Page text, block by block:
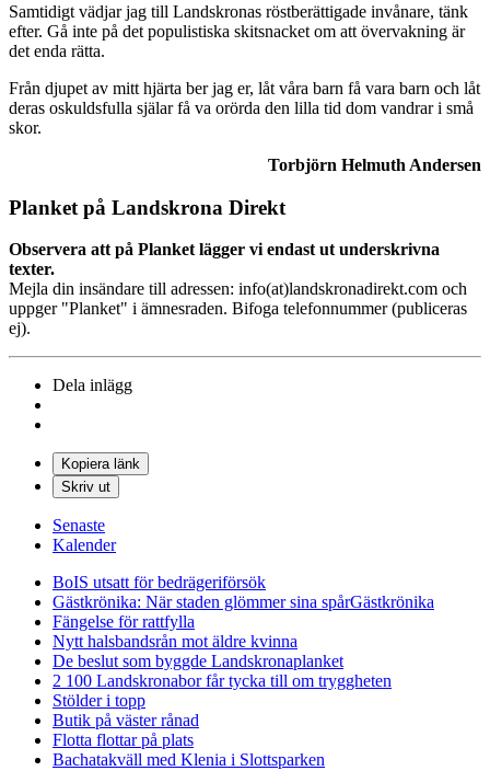
Samtidigt vädjar jag till Landskronas röstberättigade invånare, tänk
efter. Gå inte på det populistiska skitsnacket om att övervakning är
det enda rätta.
Från djupet av mitt hjärta ber jag er, låt våra barn få vara barn och låt
deras oskuldsfulla själar få va orörda den lilla tid dom vandrar i små
skor.
Torbjörn Helmuth Andersen
Planket på Landskrona Direkt
Observera att på Planket lägger vi endast ut underskrivna
texter.
Mejla din insändare till adressen: info(at)landskronadirekt.com och
uppger "Planket" i ämnesraden. Bifoga telefonnummer (publiceras
ej).
Dela inlägg
Kopiera länk
Skriv ut
Senaste
Kalender
BoIS utsatt för bedrägeriförsök
Gästkrönika: När staden glömmer sina spårGästkrönika
Fängelse för rattfylla
Nytt halsbandsrån mot äldre kvinna
De beslut som byggde Landskronaplanket
2 100 Landskronabor får tycka till om tryggheten
Stölder i topp
Butik på väster rånad
Flotta flottar på plats
Bachatakväll med Klenia i Slottsparken